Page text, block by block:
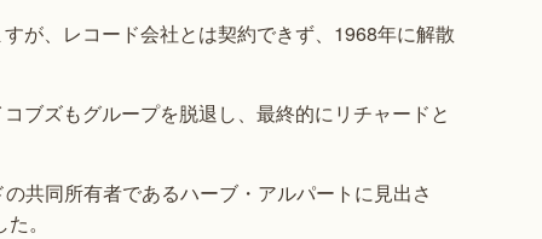
が、レコード会社とは契約できず、1968年に解散
ブズもグループを脱退し、最終的にリチャードと
共同所有者であるハーブ・アルパートに見出さ
。